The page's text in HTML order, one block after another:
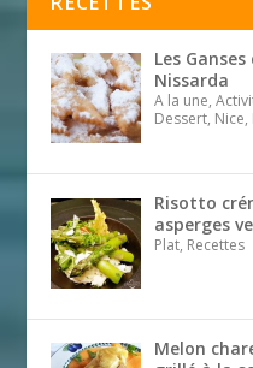
Les
Nissarda
A la une,
Dessert, Nice,
Risotto
asperges
Plat, Recettes
Melon